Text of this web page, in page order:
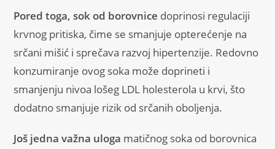
Pored toga, sok od borovnice doprinosi regulaciji
krvnog pritiska, čime se smanjuje opterećenje na
srčani mišić i sprečava razvoj hipertenzije. Redovno
konzumiranje ovog soka može doprineti i
smanjenju nivoa lošeg LDL holesterola u krvi, što
dodatno smanjuje rizik od srčanih oboljenja.
Još jedna važna uloga matičnog soka od borovnica